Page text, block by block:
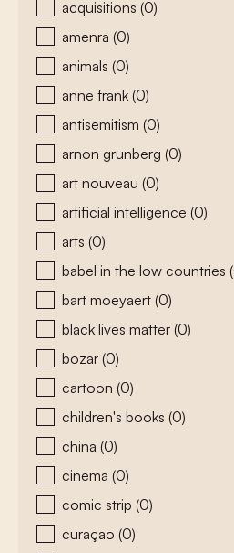
acquisitions (0)
amenra (0)
animals (0)
anne frank (0)
antisemitism (0)
arnon grunberg (0)
art nouveau (0)
artificial intelligence (0)
arts (0)
babel in the low countries
bart moeyaert (0)
black lives matter (0)
bozar (0)
cartoon (0)
children's books (0)
china (0)
cinema (0)
comic strip (0)
curaçao (0)